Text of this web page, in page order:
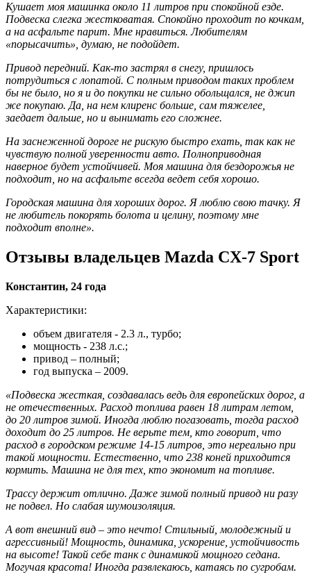
Кушает моя машинка около 11 литров при спокойной езде.
Подвеска слегка жестковатая. Спокойно проходит по кочкам,
а на асфальте парит. Мне нравиться. Любителям
«порысачить», думаю, не подойдет.
Привод передний. Как-то застрял в снегу, пришлось
потрудиться с лопатой. С полным приводом таких проблем
бы не было, но я и до покупки не сильно обольщался, не джип
же покупаю. Да, на нем клиренс больше, сам тяжелее,
заедает дальше, но и вынимать его сложнее.
На заснеженной дороге не рискую быстро ехать, так как не
чувствую полной уверенности авто. Полноприводная
наверное будет устойчивей. Моя машина для бездорожья не
подходит, но на асфальте всегда ведет себя хорошо.
Городская машина для хороших дорог. Я люблю свою тачку. Я
не любитель покорять болота и целину, поэтому мне
подходит вполне».
Отзывы владельцев Mazda CX-7 Sport
Константин, 24 года
Характеристики:
объем двигателя - 2.3 л., турбо;
мощность - 238 л.с.;
привод – полный;
год выпуска – 2009.
«Подвеска жесткая, создавалась ведь для европейских дорог, а
не отечественных. Расход топлива равен 18 литрам летом,
до 20 литров зимой. Иногда люблю погазовать, тогда расход
доходит до 25 литров. Не верьте тем, кто говорит, что
расход в городском режиме 14-15 литров, это нереально при
такой мощности. Естественно, что 238 коней приходится
кормить. Машина не для тех, кто экономит на топливе.
Трассу держит отлично. Даже зимой полный привод ни разу
не подвел. Но слабая шумоизоляция.
А вот внешний вид – это нечто! Стильный, молодежный и
агрессивный! Мощность, динамика, ускорение, устойчивость
на высоте! Такой себе танк с динамикой мощного седана.
Могучая красота! Иногда развлекаюсь, катаясь по сугробам.